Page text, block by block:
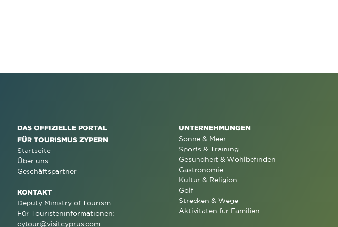
DAS OFFIZIELLE PORTAL
FÜR TOURISMUS ZYPERN
Startseite
Über uns
Geschäftspartner
KONTAKT
Deputy Ministry of Tourism
Für Touristeninformationen:
cytour@visitcyprus.com
UNTERNEHMUNGEN
Sonne & Meer
Sports & Training
Gesundheit & Wohlbefinden
Gastronomie
Kultur & Religion
Golf
Strecken & Wege
Aktivitäten für Familien